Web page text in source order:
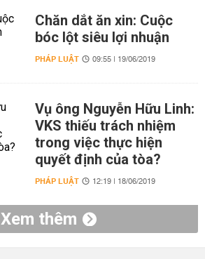
Chăn dắt ăn xin: Cuộc
bóc lột siêu lợi nhuận
PHÁP LUẬT 09:55 | 19/06/2019
Vụ ông Nguyễn Hữu Linh:
VKS thiếu trách nhiệm
trong việc thực hiện
quyết định của tòa?
PHÁP LUẬT 12:19 | 18/06/2019
Xem thêm